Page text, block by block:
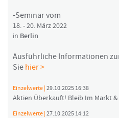
-Seminar vom
18. - 20. März 2022
in Berlin
Ausführliche Informationen
Sie hier >
Einzelwerte | 29.10.2025 16:38
Aktien Überkauft! Bleib Im Markt
Einzelwerte | 27.10.2025 14:12